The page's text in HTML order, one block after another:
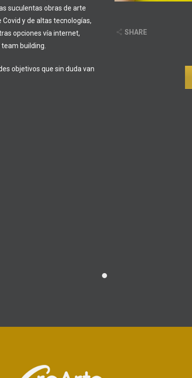
suculentas obras de arte
y de altas tecnologías,
opciones vía internet,
building.
objetivos que sin duda van
SHARE